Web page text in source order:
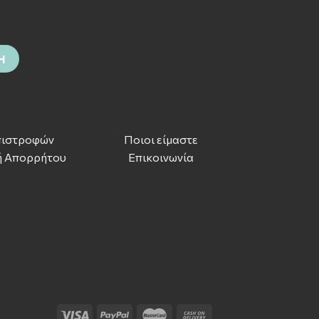
Απορρήτου
Ποιοι είμαστε
Επικοινωνία